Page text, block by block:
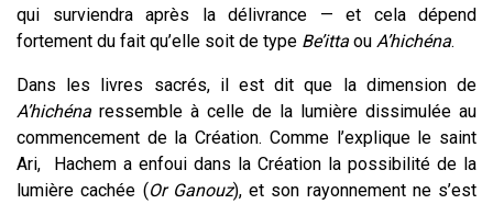
qui surviendra après la délivrance — et cela dépend
fortement du fait qu’elle soit de type Be’itta ou A’hichéna.
Dans les livres sacrés, il est dit que la dimension de
A’hichéna ressemble à celle de la lumière dissimulée au
commencement de la Création. Comme l’explique le saint
Ari, Hachem a enfoui dans la Création la possibilité de la
lumière cachée (Or Ganouz), et son rayonnement ne s’est